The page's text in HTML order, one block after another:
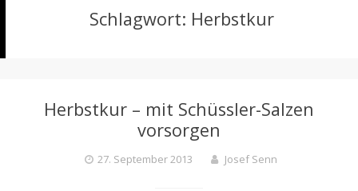
Schlagwort: Herbstkur
Herbstkur – mit Schüssler-Salzen
vorsorgen
27. September 2013 Josef Senn